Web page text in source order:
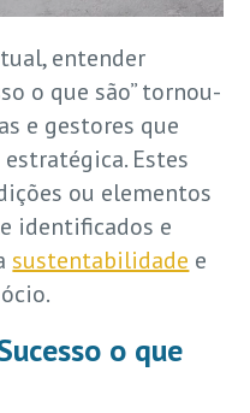
entender
o que são” tornou-
e gestores que
Estes
ou elementos
identificados e
sustentabilidade e
o que